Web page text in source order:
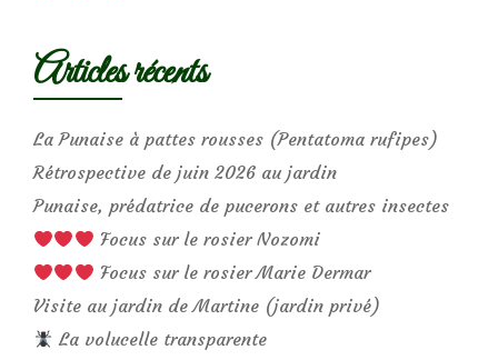
Articles récents
La Punaise à pattes rousses (Pentatoma rufipes)
Rétrospective de juin 2026 au jardin
Punaise, prédatrice de pucerons et autres insectes
Focus sur le rosier Nozomi
Focus sur le rosier Marie Dermar
Visite au jardin de Martine (jardin privé)
La volucelle transparente